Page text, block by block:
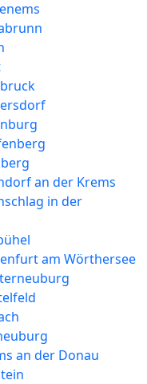
an der Krems
in der
am Wörthersee
an der Donau